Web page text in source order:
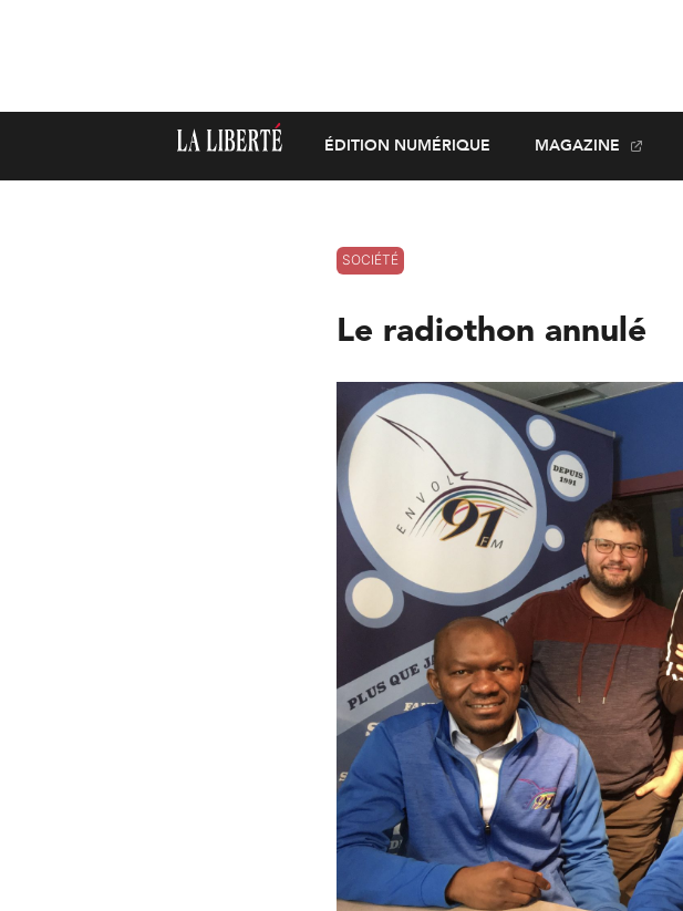
ÉDITION NUMÉRIQUE MAGAZINE
SOCIÉTÉ
Le radiothon annulé